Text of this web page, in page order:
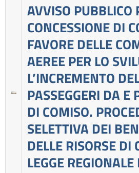
AVVISO PUBBLICO
CONCESSIONE DI
FAVORE DELLE
AEREE PER LO
L’INCREMENTO
PASSEGGERI DA E
DI COMISO.
SELETTIVA DEI
DELLE RISORSE DI
LEGGE